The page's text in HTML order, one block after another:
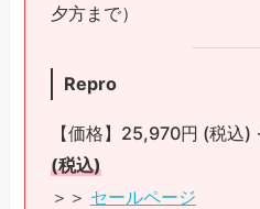
夕方まで）
Repro
【価格】25,970円 (税込)
(税込)
＞＞ セールページ